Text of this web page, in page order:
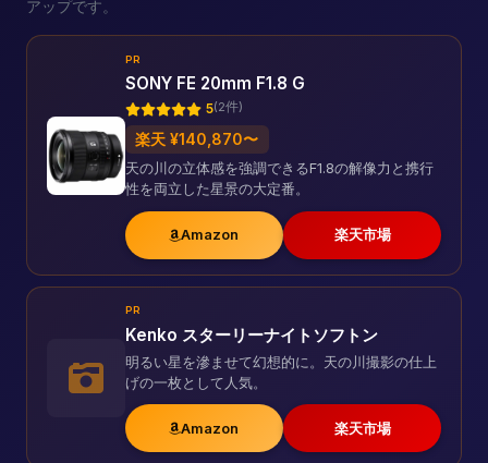
アップです。
PR
SONY FE 20mm F1.8 G
5(2件)
楽天 ¥140,870〜
天の川の立体感を強調できるF1.8の解像力と携行
性を両立した星景の大定番。
Amazon 楽天市場
PR
Kenko スターリーナイトソフトン
明るい星を滲ませて幻想的に。天の川撮影の仕上
げの一枚として人気。
Amazon 楽天市場